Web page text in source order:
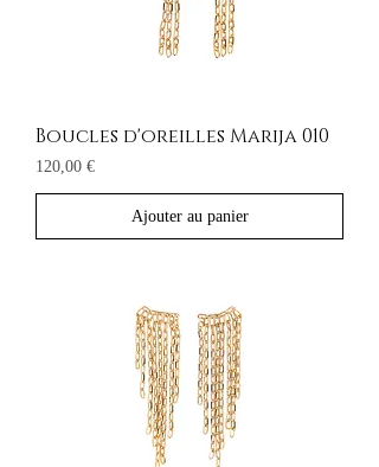
Boucles d'oreilles Marija 010
Prix
120,00 €
Ajouter au panier